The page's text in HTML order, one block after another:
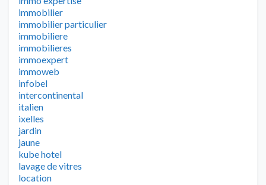
immobilier
immobilier particulier
immobiliere
immobilieres
immoexpert
immoweb
infobel
intercontinental
italien
ixelles
jardin
jaune
kube hotel
lavage de vitres
location